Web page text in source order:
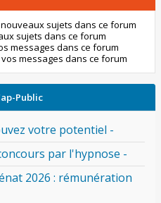
sujets dans ce forum
sujets dans ce forum
messages dans ce forum
messages dans ce forum
Public
votre potentiel -
par l'hypnose -
2026 : rémunération